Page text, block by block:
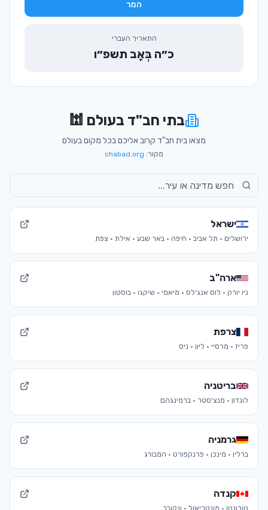
המר
התאריך העברי
כ״ה בְּאָב תשפ״ו
בתי חב"ד בעולם 🕍
מצאו בית חב"ד קרוב אליכם בכל מקום בעולם
מקור: chabad.org
ישראל
ירושלים · תל אביב · חיפה · באר שבע · אילת · צפת
ארה"ב
ניו יורק · לוס אנג'לס · מיאמי · שיקגו · בוסטון
צרפת
פריז · מרסיי · ליון · ניס
בריטניה
לונדון · מנצ'סטר · ברמינגהם
גרמניה
ברלין · מינכן · פרנקפורט · המבורג
קנדה
טורונטו · מונטריאול · ונקובר